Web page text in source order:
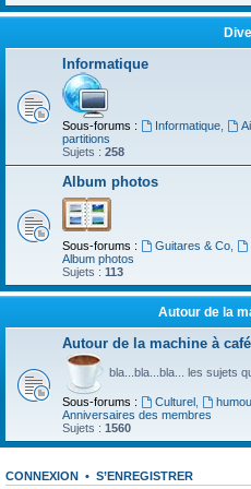
Informatique
Sous-forums : Informatique,
partitions
Sujets : 258
Album photos
Sous-forums : Guitares & Co,
Album photos
Sujets : 113
Autour de la
Autour de la machine à café
bla...bla...bla... les sujets
Sous-forums : Culturel,
Anniversaires des membres
Sujets : 1560
CONNEXION • S’ENREGISTRER